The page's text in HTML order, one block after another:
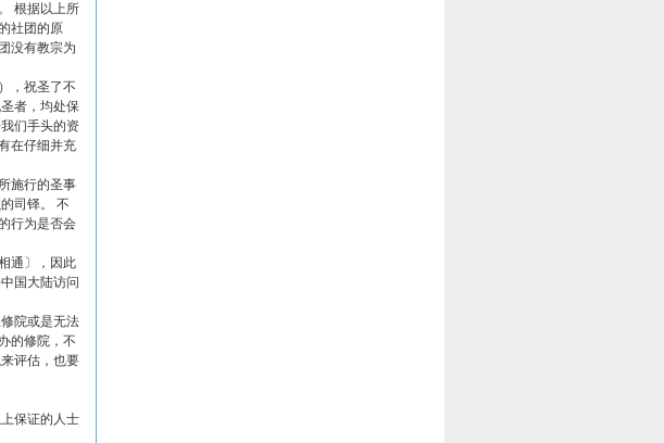
根据以上所
社团的原
没有教宗为
，祝圣了不
者，均处保
们手头的资
在仔细并充
施行的圣事
司铎。 不
行为是否会
通〕，因此
国大陆访问
院或是无法
的修院，不
评估，也要
保证的人士